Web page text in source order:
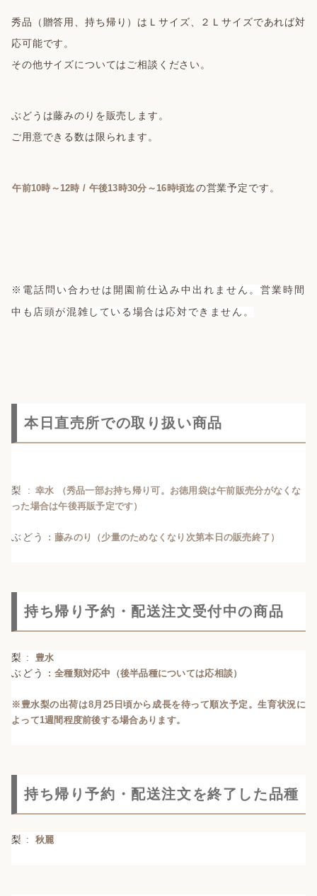
秀品（贈答用、持ち帰り）はＬサイズ、２Ｌサイズであれば対
応可能です。
その他サイズについてはご相談ください。
ぶどうは藤みのりを販売します。
ご用意できる数は限られます。
午前10時～12時 / 午後13時30分～16時頃迄の営業予定です。
※電話問い合わせは開園前仕込み中出れません。営業時間
中も店頭が混雑している場合は応対できません。
本日直売所での取り扱い商品
梨 : 幸水 （秀品一部お持ち帰り可。お徳用袋は午前販売分がなくな
った場合は午後再販予定です）
ぶどう : 藤みのり（少量のためなくなり次第本日の販売終了）
持ち帰り予約・配送注文受付中の商品
梨 :
豊水
ぶどう
: 全種類対応中（後半品種については応相談）
※豊水梨の出荷は8月25日頃から成長を待って順次予定。生育状況に
よって1週間程度前後する場合あります。
持ち帰り予約・配送注文を終了した品種
梨 : 秋麗